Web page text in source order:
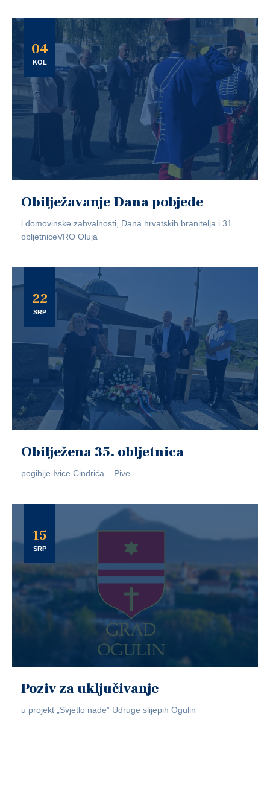
04
KOL
Obilježavanje Dana pobjede
i domovinske zahvalnosti, Dana hrvatskih branitelja i 31.
obljetniceVRO Oluja
22
SRP
Obilježena 35. obljetnica
pogibije Ivice Cindrića – Pive
15
SRP
Poziv za uključivanje
u projekt „Svjetlo nade” Udruge slijepih Ogulin